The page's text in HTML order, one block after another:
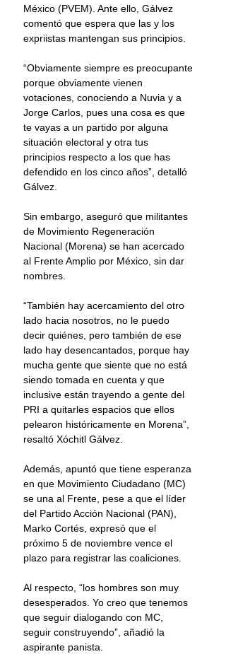
México (PVEM). Ante ello, Gálvez
comentó que espera que las y los
expriistas mantengan sus principios.
“Obviamente siempre es preocupante
porque obviamente vienen
votaciones, conociendo a Nuvia y a
Jorge Carlos, pues una cosa es que
te vayas a un partido por alguna
situación electoral y otra tus
principios respecto a los que has
defendido en los cinco años”, detalló
Gálvez.
Sin embargo, aseguró que militantes
de Movimiento Regeneración
Nacional (Morena) se han acercado
al Frente Amplio por México, sin dar
nombres.
“También hay acercamiento del otro
lado hacia nosotros, no le puedo
decir quiénes, pero también de ese
lado hay desencantados, porque hay
mucha gente que siente que no está
siendo tomada en cuenta y que
inclusive están trayendo a gente del
PRI a quitarles espacios que ellos
pelearon históricamente en Morena”,
resaltó Xóchitl Gálvez.
Además, apuntó que tiene esperanza
en que Movimiento Ciudadano (MC)
se una al Frente, pese a que el líder
del Partido Acción Nacional (PAN),
Marko Cortés, expresó que el
próximo 5 de noviembre vence el
plazo para registrar las coaliciones.
Al respecto, “los hombres son muy
desesperados. Yo creo que tenemos
que seguir dialogando con MC,
seguir construyendo”, añadió la
aspirante panista.